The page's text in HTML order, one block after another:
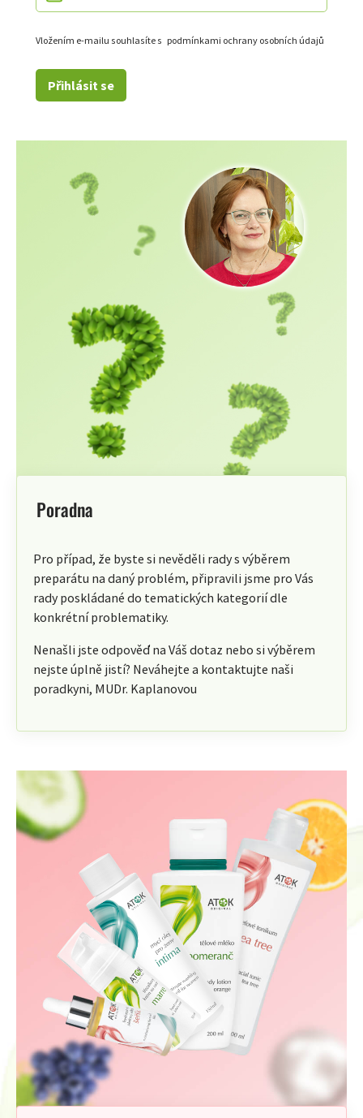
Vložením e-mailu souhlasíte s podmínkami ochrany osobních údajů
Přihlásit se
Poradna
Pro případ, že byste si nevěděli rady s výběrem
preparátu na daný problém, připravili jsme pro Vás
rady poskládané do tematických kategorií dle
konkrétní problematiky.
Nenašli jste odpověď na Váš dotaz nebo si výběrem
nejste úplně jistí? Neváhejte a kontaktujte naši
poradkyni, MUDr. Kaplanovou